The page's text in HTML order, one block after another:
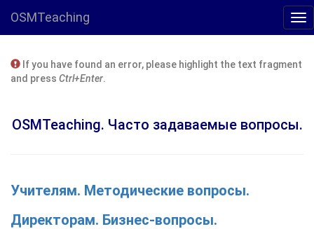
OSMTeaching
If you have found an error, please highlight the text fragment
and press Ctrl+Enter.
OSMTeaching. Часто задаваемые вопросы.
Учителям. Методические вопросы.
Директорам. Бизнес-вопросы.